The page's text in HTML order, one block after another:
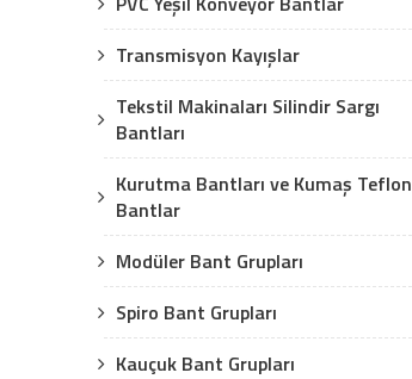
Transmisyon Kayışlar
Tekstil Makinaları Silindir Sargı
Bantları
Kurutma Bantları ve Kumaş Teflon
Bantlar
Modüler Bant Grupları
Spiro Bant Grupları
Kauçuk Bant Grupları